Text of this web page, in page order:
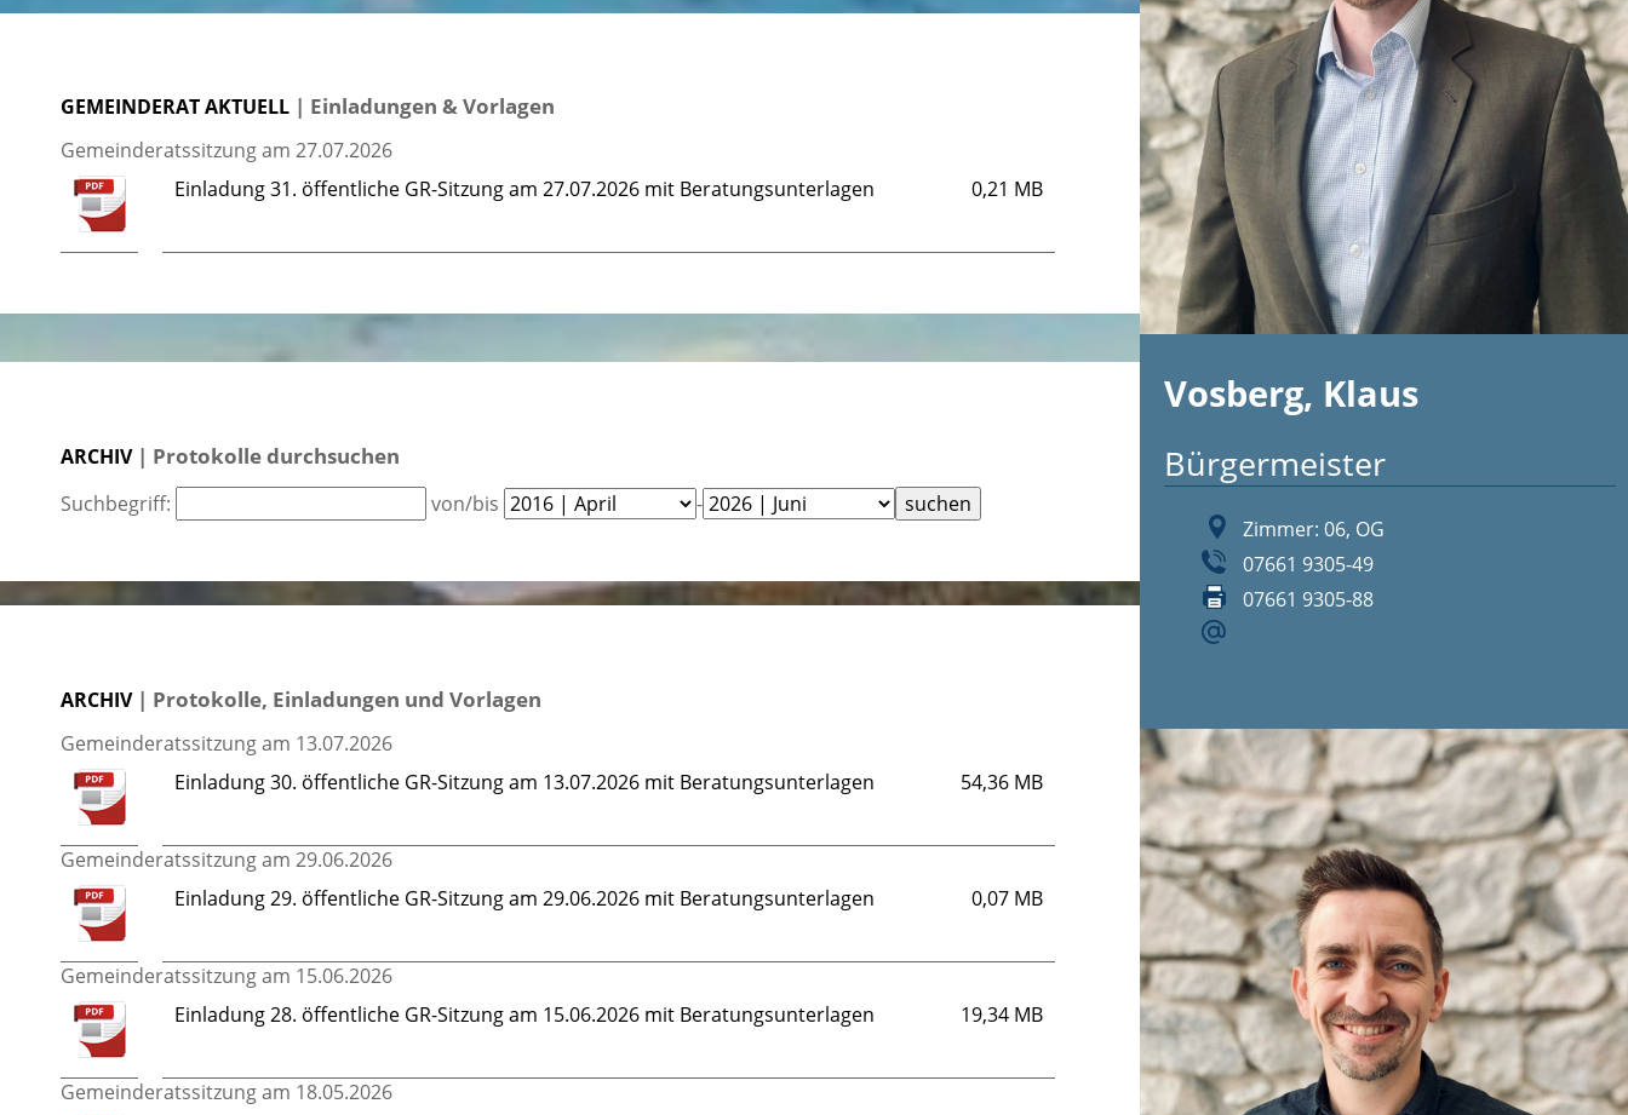
GEMEINDERAT AKTUELL | Einladungen & Vorlagen
Gemeinderatssitzung am 27.07.2026
Einladung 31. öffentliche GR-Sitzung am 27.07.2026 mit Beratungsunterlagen
0,21 MB
ARCHIV| Protokolle durchsuchen
Suchbegriff: von/bis -
ARCHIV| Protokolle, Einladungen und Vorlagen
Gemeinderatssitzung am 13.07.2026
Einladung 30. öffentliche GR-Sitzung am 13.07.2026 mit Beratungsunterlagen
54,36 MB
Gemeinderatssitzung am 29.06.2026
Einladung 29. öffentliche GR-Sitzung am 29.06.2026 mit Beratungsunterlagen
0,07 MB
Gemeinderatssitzung am 15.06.2026
Einladung 28. öffentliche GR-Sitzung am 15.06.2026 mit Beratungsunterlagen
19,34 MB
Gemeinderatssitzung am 18.05.2026
Vosberg, Klaus
Bürgermeister
Zimmer: 06, OG
07661 9305-49
07661 9305-88